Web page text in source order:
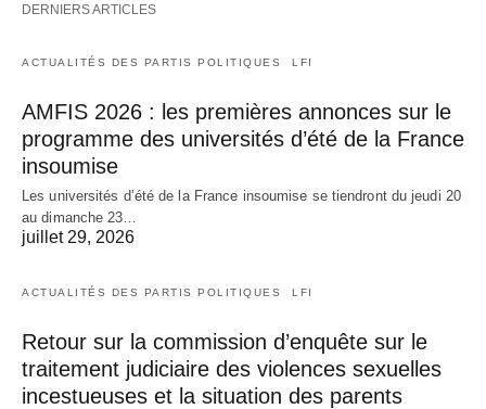
DERNIERS ARTICLES
ACTUALITÉS DES PARTIS POLITIQUES LFI
AMFIS 2026 : les premières annonces sur le
programme des universités d’été de la France
insoumise
Les universités d’été de la France insoumise se tiendront du jeudi 20
au dimanche 23…
juillet 29, 2026
ACTUALITÉS DES PARTIS POLITIQUES LFI
Retour sur la commission d’enquête sur le
traitement judiciaire des violences sexuelles
incestueuses et la situation des parents